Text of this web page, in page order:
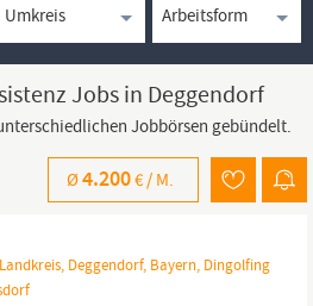
Jobs in Deggendorf
Jobbörsen gebündelt.
Ø4.200€ / M.
Deggendorf, Bayern, Dingolfing